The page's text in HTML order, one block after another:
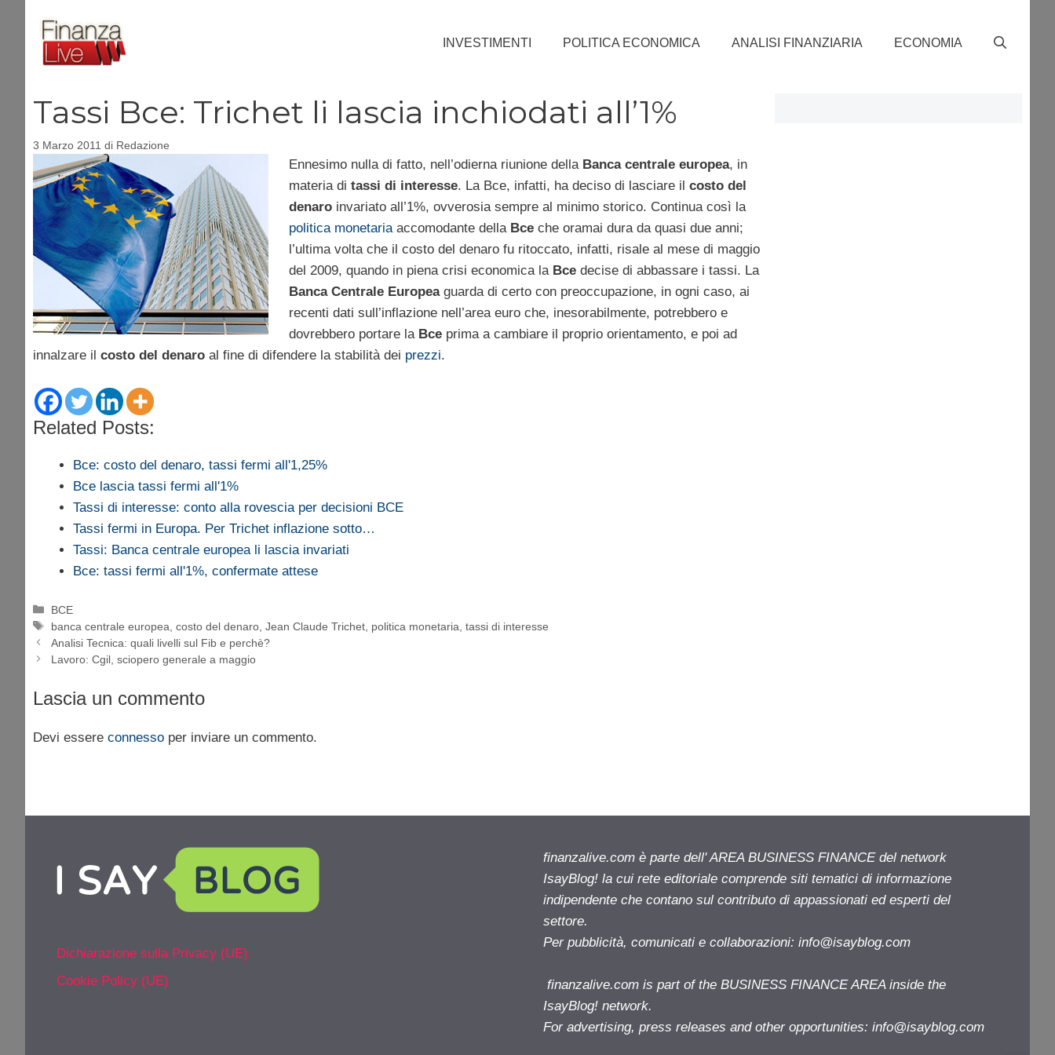
contenuto
INVESTIMENTI POLITICA ECONOMICA ANALISI FINANZIARIA ECONOMIA
Tassi Bce: Trichet li lascia inchiodati all’1%
3 Marzo 2011 di Redazione
Ennesimo nulla di fatto, nell’odierna riunione della Banca centrale europea, in
materia di tassi di interesse. La Bce, infatti, ha deciso di lasciare il costo del
denaroinvariato all’1%, ovverosia sempre al minimo storico. Continua così la
politica monetariaaccomodante della Bce che oramai dura da quasi due anni;
l’ultima volta che il costo del denaro fu ritoccato, infatti, risale al mese di maggio
del 2009, quando in piena crisi economica la Bcedecise di abbassare i tassi. La
Banca Centrale Europeaguarda di certo con preoccupazione, in ogni caso, ai
recenti dati sull’inflazione nell’area euro che, inesorabilmente, potrebbero e
dovrebbero portare laBceprima a cambiare il proprio orientamento, e poi ad
innalzare il costo del denaro al fine di difendere la stabilità dei prezzi.
Related Posts:
Bce: costo del denaro, tassi fermi all'1,25%
Bce lascia tassi fermi all'1%
Tassi di interesse: conto alla rovescia per decisioni BCE
Tassi fermi in Europa. Per Trichet inflazione sotto…
Tassi: Banca centrale europea li lascia invariati
Bce: tassi fermi all'1%, confermate attese
Categorie
BCE
Tag
banca centrale europea ,costo del denaro ,Jean Claude Trichet politica monetaria ,tassi di interesse
Analisi Tecnica: quali livelli sul Fib e perchè?
Lavoro: Cgil, sciopero generale a maggio
Lascia un commento
Devi essere connesso per inviare un commento.
Dichiarazione sulla Privacy (UE)
Cookie Policy (UE)
finanzalive.com è parte dell' AREA BUSINESS FINANCE del network
IsayBlog! la cui rete editoriale comprende siti tematici di informazione
indipendente che contano sul contributo di appassionati ed esperti del
settore.
Per pubblicità, comunicati e collaborazioni: info@isayblog.com
finanzalive.com is part of the BUSINESS FINANCE AREA inside the
IsayBlog! network.
For advertising, press releases and other opportunities: info@isayblog.com